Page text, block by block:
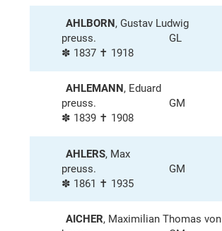
AHLBORN, Gustav Ludwig
preuss.
GL
✽ 1837 ✝ 1918
AHLEMANN , Eduard
preuss.
GM
✽ 1839 ✝ 1908
AHLERS, Max
preuss.
GM
✽ 1861 ✝ 1935
AICHER, Maximilian Thomas von